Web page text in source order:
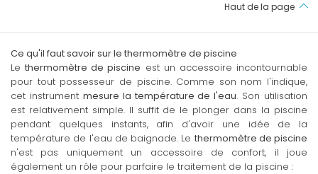
Haut de la page
Ce qu'il faut savoir sur le thermomètre de piscine
Lethermomètre de piscine est un accessoire incontournable
pour tout possesseur de piscine. Comme son nom l'indique,
cet instrument mesure la température de l'eau. Son utilisation
est relativement simple. Il suffit de le plonger dans la piscine
pendant quelques instants, afin d'avoir une idée de la
température de l'eau de baignade. Le thermomètre de piscine
n'est pas uniquement un accessoire de confort, il joue
également un rôle pour parfaire le traitement de la piscine :